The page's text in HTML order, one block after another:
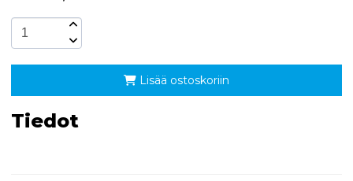
Lisää ostoskoriin
Tiedot